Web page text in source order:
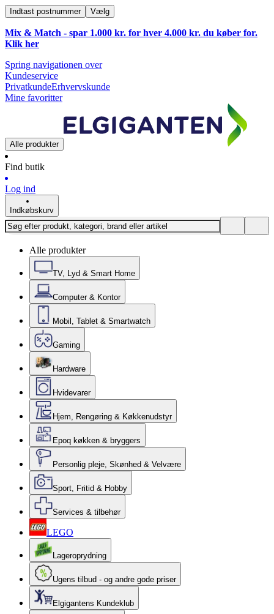
Indtast postnummer Vælg
Mix & Match - spar 1.000 kr. for hver 4.000 kr. du køber for.
Klik her
Spring navigationen over
Kundeservice
PrivatkundeErhvervskunde
Mine favoritter
Alle produkter
Find butik
Log ind
Indkøbskurv
Alle produkter
TV, Lyd & Smart Home
Computer & Kontor
Mobil, Tablet & Smartwatch
Gaming
Hardware
Hvidevarer
Hjem, Rengøring & Køkkenudstyr
Epoq køkken & bryggers
Personlig pleje, Skønhed & Velvære
Sport, Fritid & Hobby
Services & tilbehør
LEGO
Lageroprydning
Ugens tilbud - og andre gode priser
Elgigantens Kundeklub